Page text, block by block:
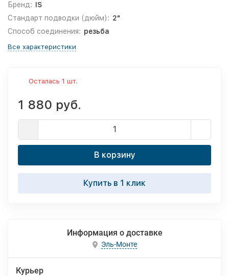
Бренд: IS
Стандарт подводки (дюйм): 2"
Способ соединения: резьба
Все характеристики
Осталась 1 шт.
1 880 руб.
В корзину
Купить в 1 клик
Информация о доставке
Эль-Монте
Курьер